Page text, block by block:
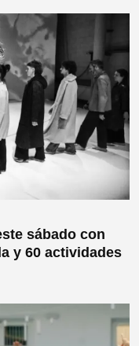
sábado con
y 60 actividades